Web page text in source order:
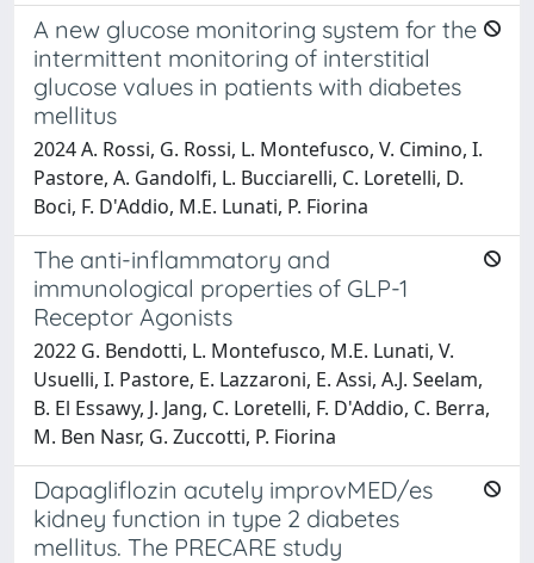
A new glucose monitoring system for the
intermittent monitoring of interstitial
glucose values in patients with diabetes
mellitus
2024 A. Rossi, G. Rossi, L. Montefusco, V. Cimino, I.
Pastore, A. Gandolfi, L. Bucciarelli, C. Loretelli, D.
Boci, F. D'Addio, M.E. Lunati, P. Fiorina
The anti-inflammatory and
immunological properties of GLP-1
Receptor Agonists
2022 G. Bendotti, L. Montefusco, M.E. Lunati, V.
Usuelli, I. Pastore, E. Lazzaroni, E. Assi, A.J. Seelam,
B. El Essawy, J. Jang, C. Loretelli, F. D'Addio, C. Berra,
M. Ben Nasr, G. Zuccotti, P. Fiorina
Dapagliflozin acutely improvMED/es
kidney function in type 2 diabetes
mellitus. The PRECARE study